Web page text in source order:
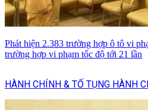
Phát hiện 2.383 trường hợp ô tô vi
trường hợp vi phạm tốc độ tới 21 lần
HÀNH CHÍNH & TỐ TỤNG HÀNH